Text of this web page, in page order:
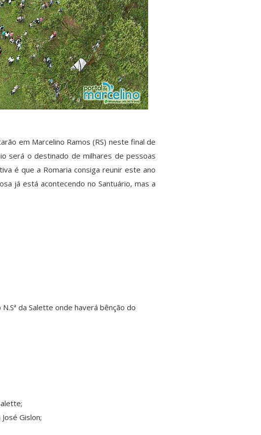
em Marcelino Ramos (RS) neste final de
será o destinado de milhares de pessoas
é que a Romaria consiga reunir este ano
já está acontecendo no Santuário, mas a
da Salette onde haverá bênção do
Gislon;